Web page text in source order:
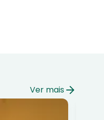
Ver mais